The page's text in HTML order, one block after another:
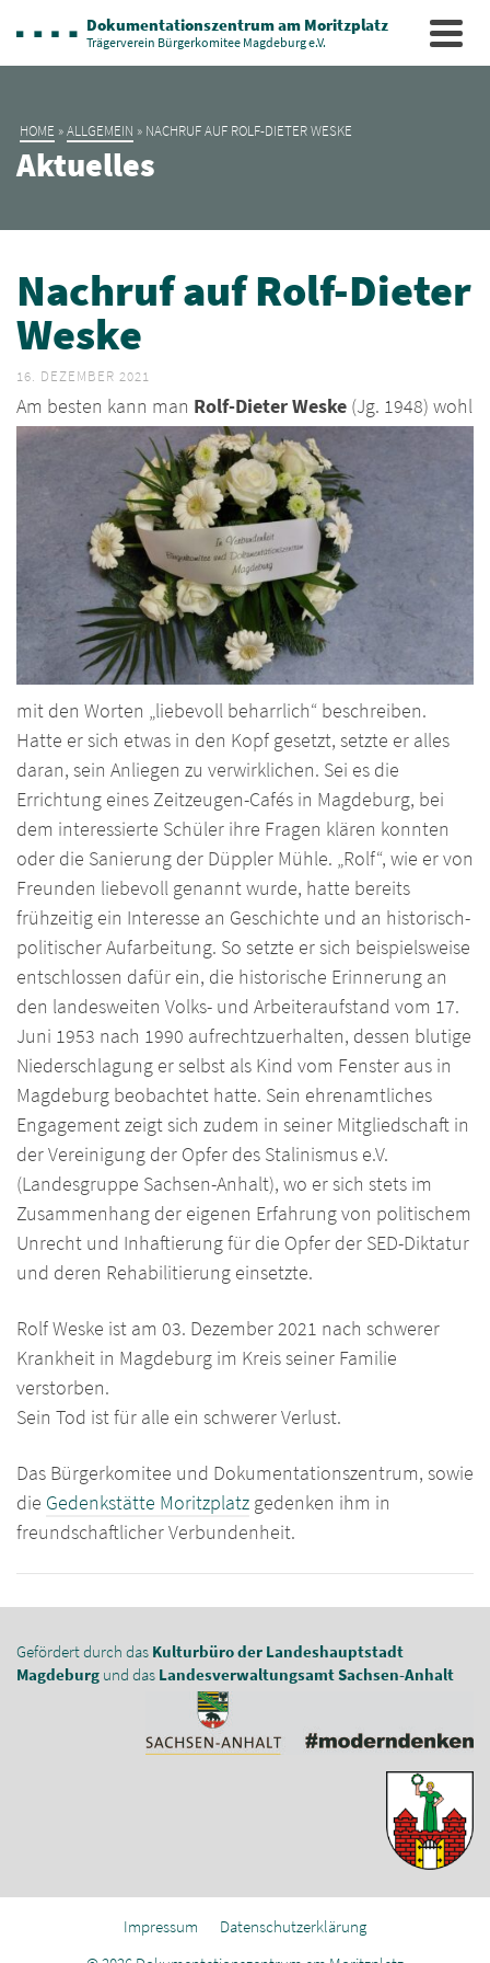
Dokumentationszentrum am Moritzplatz
Trägerverein Bürgerkomitee Magdeburg e.V.
HOME »ALLGEMEIN » NACHRUF AUF ROLF-DIETER WESKE
Aktuelles
Nachruf auf Rolf-Dieter
Weske
16. DEZEMBER 2021
Am besten kann man Rolf-Dieter Weske (Jg. 1948) wohl
mit den Worten „liebevoll beharrlich“ beschreiben.
Hatte er sich etwas in den Kopf gesetzt, setzte er alles
daran, sein Anliegen zu verwirklichen. Sei es die
Errichtung eines Zeitzeugen-Cafés in Magdeburg, bei
dem interessierte Schüler ihre Fragen klären konnten
oder die Sanierung der Düppler Mühle. „Rolf“, wie er von
Freunden liebevoll genannt wurde, hatte bereits
frühzeitig ein Interesse an Geschichte und an historisch-
politischer Aufarbeitung. So setzte er sich beispielsweise
entschlossen dafür ein, die historische Erinnerung an
den landesweiten Volks- und Arbeiteraufstand vom 17.
Juni 1953 nach 1990 aufrechtzuerhalten, dessen blutige
Niederschlagung er selbst als Kind vom Fenster aus in
Magdeburg beobachtet hatte. Sein ehrenamtliches
Engagement zeigt sich zudem in seiner Mitgliedschaft in
der Vereinigung der Opfer des Stalinismus e.V.
(Landesgruppe Sachsen-Anhalt), wo er sich stets im
Zusammenhang der eigenen Erfahrung von politischem
Unrecht und Inhaftierung für die Opfer der SED-Diktatur
und deren Rehabilitierung einsetzte.
Rolf Weske ist am 03. Dezember 2021 nach schwerer
Krankheit in Magdeburg im Kreis seiner Familie
verstorben.
Sein Tod ist für alle ein schwerer Verlust.
Das Bürgerkomitee und Dokumentationszentrum, sowie
die Gedenkstätte Moritzplatz gedenken ihm in
freundschaftlicher Verbundenheit.
Gefördert durch das Kulturbüro der Landeshauptstadt
Magdeburg und das Landesverwaltungsamt Sachsen-Anhalt
Impressum
Datenschutzerklärung